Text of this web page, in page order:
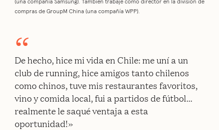
(una compañía Samsung). También trabajé como director en la división de
compras de GroupM China (una compañía WPP).
De h e c h o , h i c e m i v i d a e n C h i l e : m e u n í a u n
c l u b d e r u n n i n g , h i c e a m i g o s t a n t o c h i l e n o s
c o m o c h i n o s , t u v e m i s r e s t a u r a n t e s f a v o r i t o s ,
v i n o y c o m i d a l o c a l , f u i a p a r t i d o s d e f ú t b o l …
r e a l m e n t e l e s a q u é v e n t a j a a e s t a
o p o r t u n i d a d ! »